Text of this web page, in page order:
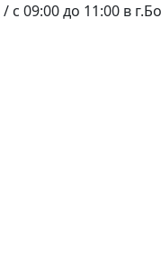
/ с 09:00 до 11:00 в